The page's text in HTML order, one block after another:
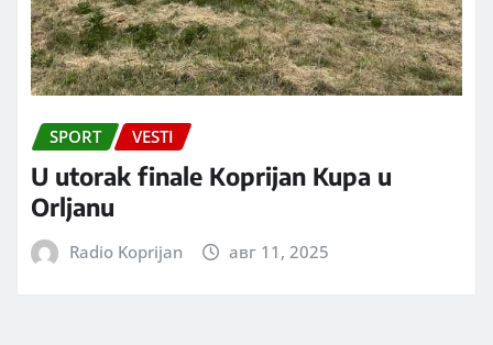
SPORT VESTI
U utorak finale Koprijan Kupa u
Orljanu
Radio Koprijan авг 11, 2025